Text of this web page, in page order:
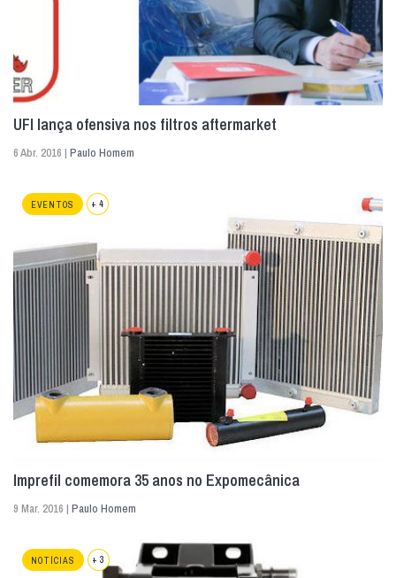
UFI lança ofensiva nos filtros aftermarket
6 Abr. 2016 | Paulo Homem
EVENTOS + 4
Imprefil comemora 35 anos no Expomecânica
9 Mar. 2016 | Paulo Homem
NOTÍCIAS + 3